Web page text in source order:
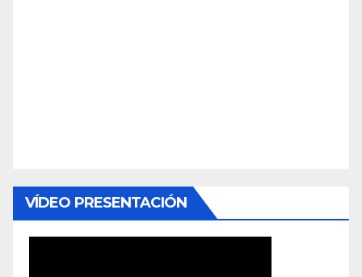
VÍDEO PRESENTACIÓN